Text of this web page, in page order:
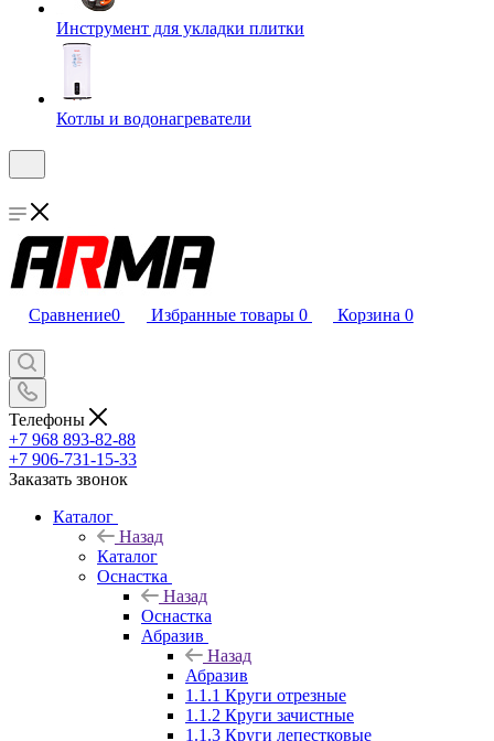
Инструмент для укладки плитки
Котлы и водонагреватели
Сравнение0 Избранные товары 0 Корзина 0
Телефоны
+7 968 893-82-88
+7 906-731-15-33
Заказать звонок
Каталог
Назад
Каталог
Оснастка
Назад
Оснастка
Абразив
Назад
Абразив
1.1.1 Круги отрезные
1.1.2 Круги зачистные
1.1.3 Круги лепестковые